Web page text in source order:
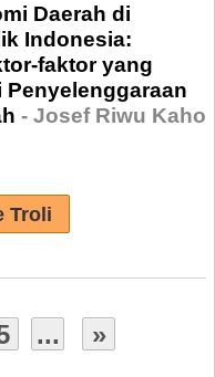
Daerah di
Indonesia:
faktor yang
Penyelenggaraan
- Josef Riwu Kaho
... »